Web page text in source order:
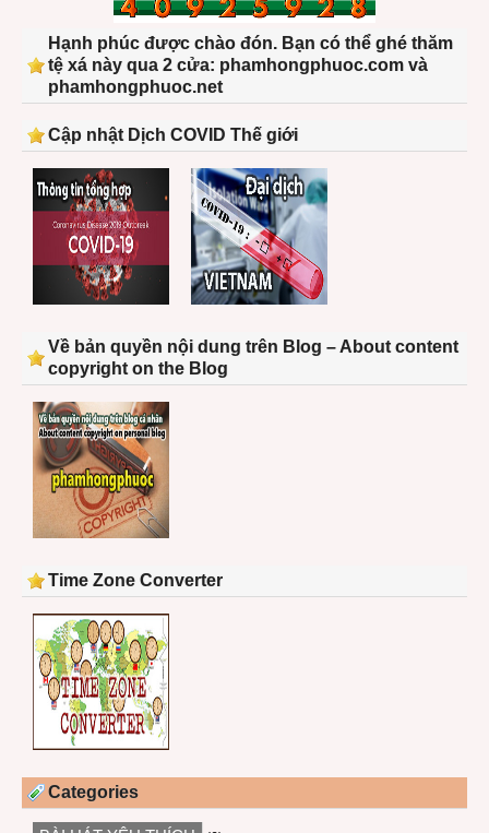
Hạnh phúc được chào đón. Bạn có thể ghé thăm
tệ xá này qua 2 cửa: phamhongphuoc.com và
phamhongphuoc.net
Cập nhật Dịch COVID Thế giới
Về bản quyền nội dung trên Blog – About content
copyright on the Blog
Time Zone Converter
Categories